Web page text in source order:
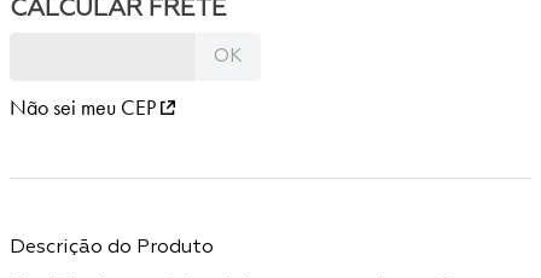
Não sei meu CEP
Descrição do Produto